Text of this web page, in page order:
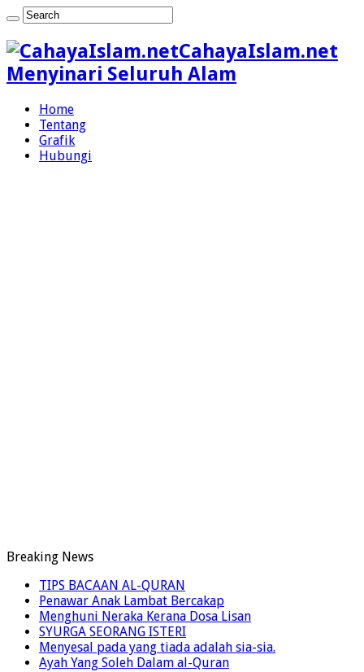
CahayaIslam.net
Menyinari Seluruh Alam
Home
Tentang
Grafik
Hubungi
Breaking News
TIPS BACAAN AL-QURAN
Penawar Anak Lambat Bercakap
Menghuni Neraka Kerana Dosa Lisan
SYURGA SEORANG ISTERI
Menyesal pada yang tiada adalah sia-sia.
Ayah Yang Soleh Dalam al-Quran